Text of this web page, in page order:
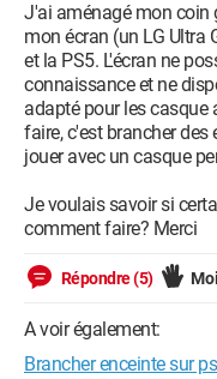
J'ai aménagé mon coin
mon écran (un LG Ultra
et la PS5. L'écran ne
connaissance et ne
adapté pour les casque
faire, c'est brancher des
jouer avec un casque
Je voulais savoir si
comment faire? Merci
Répondre (5)
A voir également:
Brancher enceinte sur